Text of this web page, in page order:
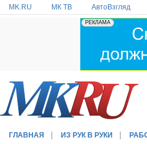
MK.RU МК ТВ АвтоВзгляд
ГЛАВНАЯ ИЗ РУК В РУКИ